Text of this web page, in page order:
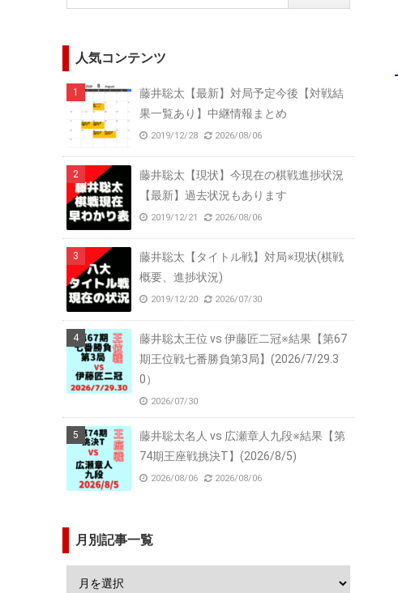
人気コンテンツ
藤井聡太【最新】対局予定今後【対戦結
果一覧あり】中継情報まとめ
2019/12/28 2026/08/06
藤井聡太【現状】今現在の棋戦進捗状況
【最新】過去状況もあります
2019/12/21 2026/08/06
藤井聡太【タイトル戦】対局※現状(棋戦
概要、進捗状況)
2019/12/20 2026/07/30
藤井聡太王位 vs 伊藤匠二冠※結果【第67
期王位戦七番勝負第3局】(2026/7/29.3
0）
2026/07/30
藤井聡太名人 vs 広瀬章人九段※結果【第
74期王座戦挑決T】(2026/8/5)
2026/08/06 2026/08/06
月別記事一覧